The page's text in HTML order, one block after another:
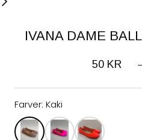
IVANA DAME
50 KR
Farver: Kaki